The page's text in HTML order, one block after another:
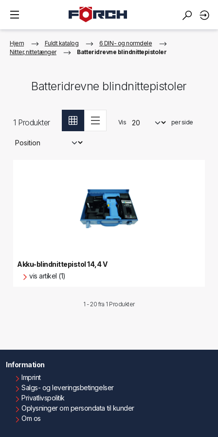
Hjem Fuldt katalog
6 DIN- og normdele
Nitter, nittetænger
Batteridrevne blindnittepistoler
Batteridrevne blindnittepistoler
1 Produkter Vis per side
Akku-blindnittepistol 14,4 V
vis artikel (1)
1 - 20 fra 1 Produkter
Information
Imprint
Salgs- og leveringsbetingelser
Privatlivspolitik
Oplysninger om persondata til kunder
Om os